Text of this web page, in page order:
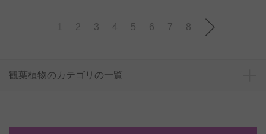
2 3 4 5 6 7 8
観葉植物のカテゴリの一覧